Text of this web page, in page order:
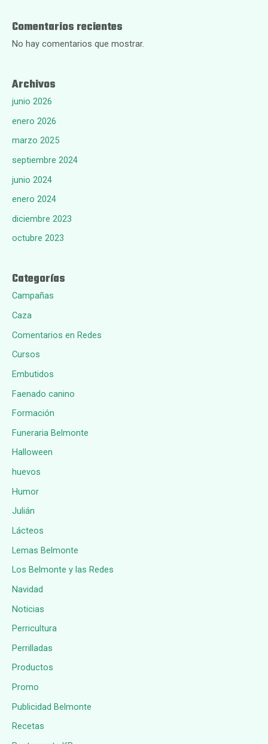
Comentarios recientes
No hay comentarios que mostrar.
Archivos
junio 2026
enero 2026
marzo 2025
septiembre 2024
junio 2024
enero 2024
diciembre 2023
octubre 2023
Categorías
Campañas
Caza
Comentarios en Redes
Cursos
Embutidos
Faenado canino
Formación
Funeraria Belmonte
Halloween
huevos
Humor
Julián
Lácteos
Lemas Belmonte
Los Belmonte y las Redes
Navidad
Noticias
Perricultura
Perrilladas
Productos
Promo
Publicidad Belmonte
Recetas